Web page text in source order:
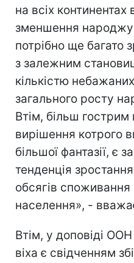
на всіх континентах
зменшення
потрібно ще багато
з залежним
кількістю
загального росту
Втім, більш гострим
вирішення котрого
більшої фантазії, є
тенденція
обсягів
населення», -
Втім, у доповіді
віха є свідченням